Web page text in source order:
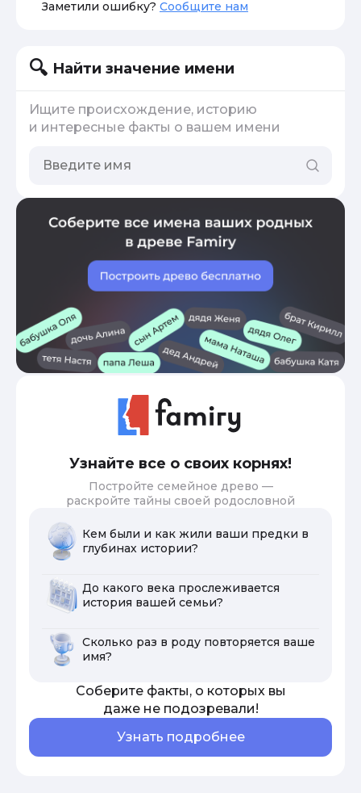
Заметили ошибку? Сообщите нам
Найти значение имени
Ищите происхождение, историю
и интересные факты о вашем имени
Узнайте все о своих корнях!
Постройте семейное древо —
раскройте тайны своей родословной
Кем были и как жили ваши предки в
глубинах истории?
До какого века прослеживается
история вашей семьи?
Сколько раз в роду повторяется ваше
имя?
Соберите факты, о которых вы
даже не подозревали!
Узнать подробнее